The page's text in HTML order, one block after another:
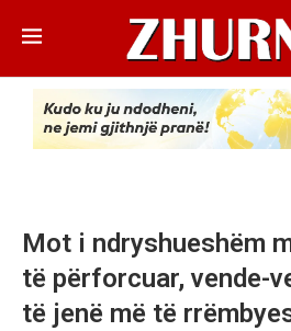
Mot i ndryshueshëm
të përforcuar, vende-
të jenë më të